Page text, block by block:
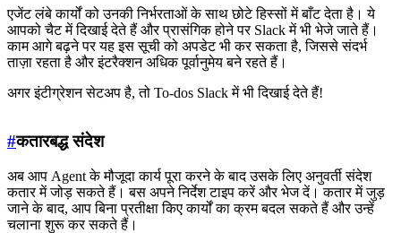
एजेंट लंबे कार्यों को उनकी निर्भरताओं के साथ छोटे हिस्सों में बाँट देता है। ये
आपको चैट में दिखाई देते हैं और प्रासंगिक होने पर Slack में भी भेजे जाते हैं।
काम आगे बढ़ने पर यह इस सूची को अपडेट भी कर सकता है, जिससे संदर्भ
ताज़ा रहता है और इंटरैक्शन अधिक पूर्वानुमेय बने रहते हैं।
अगर इंटीग्रेशन सेटअप है, तो To-dos Slack में भी दिखाई देते हैं!
#कतारबद्ध संदेश
अब आप Agent के मौजूदा कार्य पूरा करने के बाद उसके लिए अनुवर्ती संदेश
कतार में जोड़ सकते हैं। बस अपने निर्देश टाइप करें और भेज दें। कतार में जुड़
जाने के बाद, आप बिना प्रतीक्षा किए कार्यों का क्रम बदल सकते हैं और उन्हें
चलाना शुरू कर सकते हैं।